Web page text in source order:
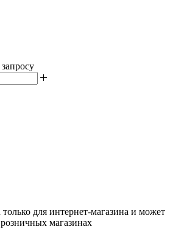
для интернет-магазина и может
магазинах